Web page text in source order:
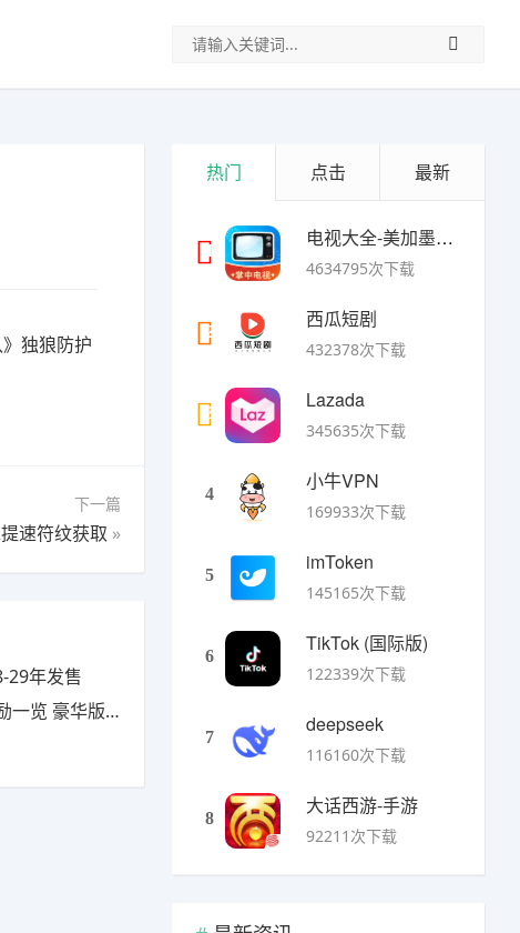
独狼防护
下一篇
速符纹获取 »
29年发售
豪华版有什么
热门 点击 最新
1
电视大全-美加墨世界杯
4634795次下载
2
西瓜短剧
432378次下载
3
Lazada
345635次下载
4
小牛VPN
169933次下载
5
imToken
145165次下载
6
TikTok (国际版)
122339次下载
7
deepseek
116160次下载
8
大话西游-手游
92211次下载